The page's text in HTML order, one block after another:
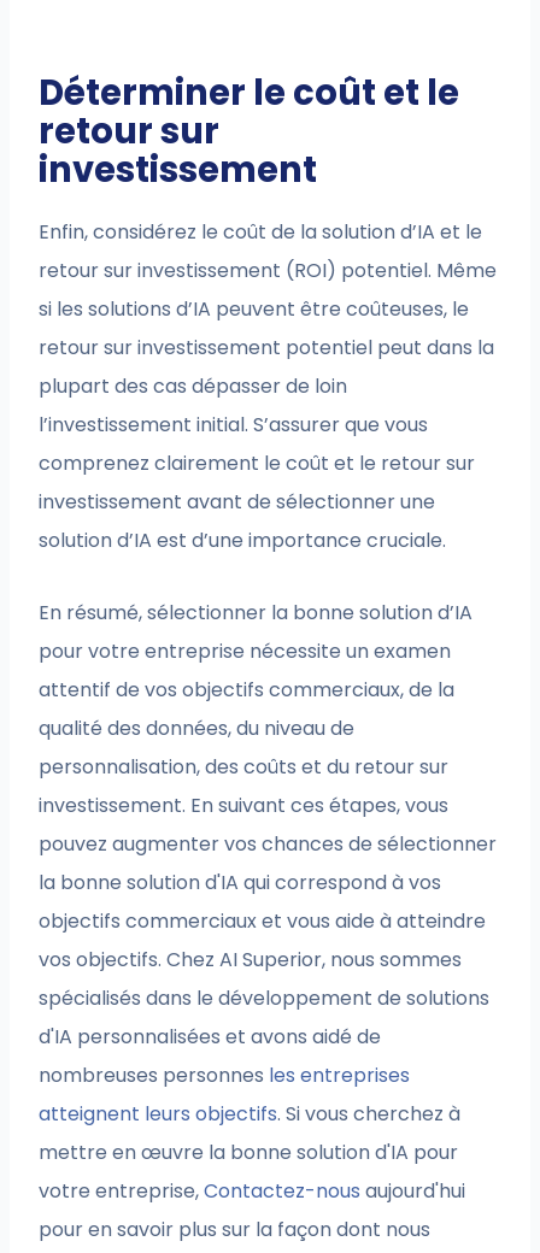
Déterminer le coût et le
retour sur
investissement
Enfin, considérez le coût de la solution d’IA et le
retour sur investissement (ROI) potentiel. Même
si les solutions d’IA peuvent être coûteuses, le
retour sur investissement potentiel peut dans la
plupart des cas dépasser de loin
l’investissement initial. S’assurer que vous
comprenez clairement le coût et le retour sur
investissement avant de sélectionner une
solution d’IA est d’une importance cruciale.
En résumé, sélectionner la bonne solution d’IA
pour votre entreprise nécessite un examen
attentif de vos objectifs commerciaux, de la
qualité des données, du niveau de
personnalisation, des coûts et du retour sur
investissement. En suivant ces étapes, vous
pouvez augmenter vos chances de sélectionner
la bonne solution d'IA qui correspond à vos
objectifs commerciaux et vous aide à atteindre
vos objectifs. Chez AI Superior, nous sommes
spécialisés dans le développement de solutions
d'IA personnalisées et avons aidé de
nombreuses personnes les entreprises
atteignent leurs objectifs. Si vous cherchez à
mettre en œuvre la bonne solution d'IA pour
votre entreprise,Contactez-nous aujourd'hui
pour en savoir plus sur la façon dont nous